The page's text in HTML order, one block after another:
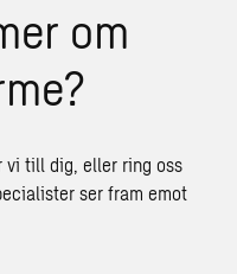
om
vi till dig, eller ring oss
ser fram emot